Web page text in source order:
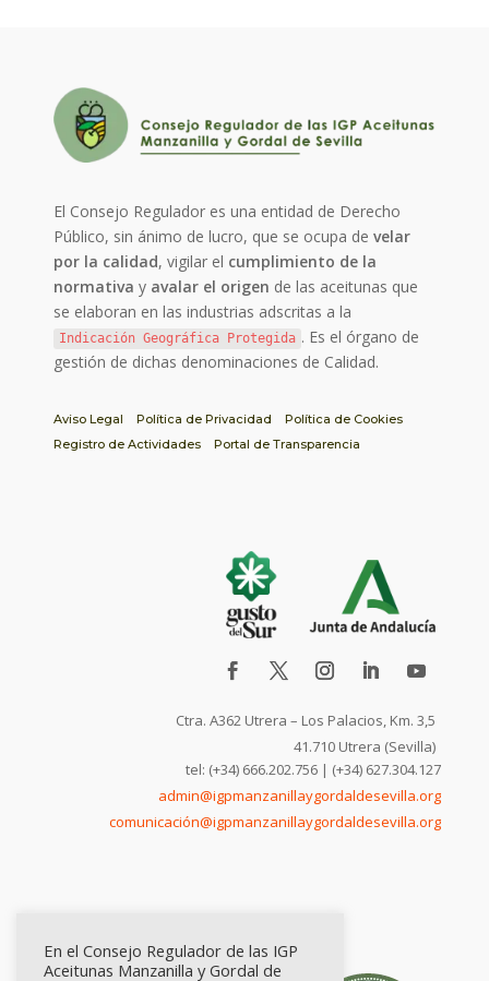
El Consejo Regulador es una entidad de Derecho
Público, sin ánimo de lucro, que se ocupa develar
por la calidad, vigilar el cumplimiento de la
normativa y avalar el origen de las aceitunas que
se elaboran en las industrias adscritas a la
Indicación Geográfica Protegida . Es el órgano de
gestión de dichas denominaciones de Calidad.
Aviso Legal Política de Privacidad
Política de Cookies
Registro de Actividades
Portal de Transparencia
Ctra. A362 Utrera – Los Palacios, Km. 3,5
41.710 Utrera (Sevilla)
tel: (+34) 666.202.756 | (+34) 627.304.127
admin@igpmanzanillaygordaldesevilla.org
comunicación@igpmanzanillaygordaldesevilla.org
En el Consejo Regulador de las IGP
Aceitunas Manzanilla y Gordal de